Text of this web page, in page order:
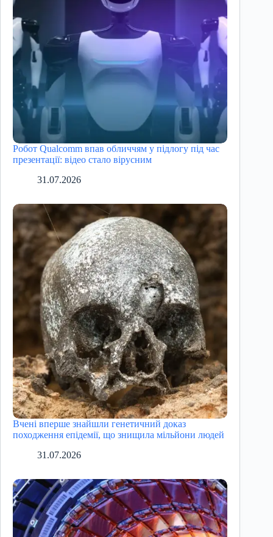
Робот Qualcomm впав обличчям у підлогу під час
презентації: відео стало вірусним
31.07.2026
Вчені вперше знайшли генетичний доказ
походження епідемії, що знищила мільйони людей
31.07.2026